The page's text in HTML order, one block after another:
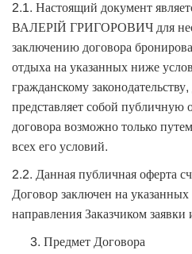
2.1. Настоящий документ
ВАЛЕРІЙ ГРИГОРОВИЧ для
заключению договора
отдыха на указанных ниже
гражданскому
представляет собой публичную
договора возможно только
всех его условий.
2.2. Данная публичная оферта
Договор заключен на
направления Заказчиком заявки
Предмет Договора